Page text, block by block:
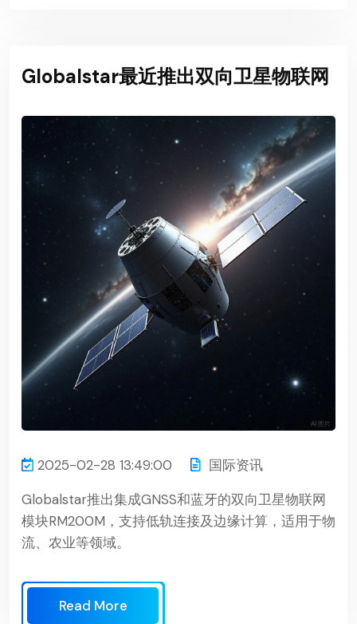
Globalstar最近推出双向卫星物联网
2025-02-28 13:49:00
国际资讯
Globalstar推出集成GNSS和蓝牙的双向卫星物联网
模块RM200M，支持低轨连接及边缘计算，适用于物
流、农业等领域。
Read More